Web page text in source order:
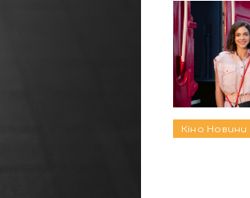
Кіно Новини